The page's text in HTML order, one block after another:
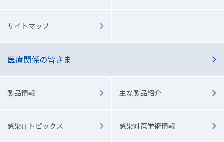
サイトマップ
医療関係の皆さま
製品情報 主な製品紹介
感染症トピックス 感染対策学術情報